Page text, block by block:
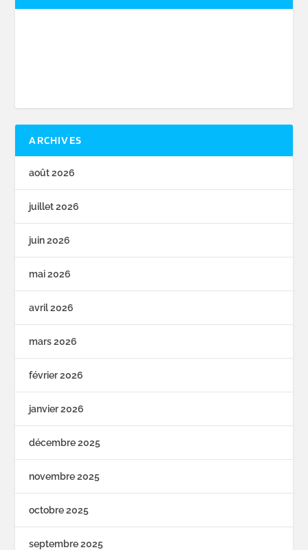
ARCHIVES
août 2026
juillet 2026
juin 2026
mai 2026
avril 2026
mars 2026
février 2026
janvier 2026
décembre 2025
novembre 2025
octobre 2025
septembre 2025